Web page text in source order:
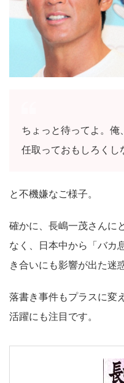
ちょっと待ってよ。
任取っておもしろくし
と不機嫌なご様子。
確かに、長嶋一茂さんに
なく、日本中から「バカ
き合いにも影響が出た迷
落書き事件もプラスに変
活躍にも注目です。